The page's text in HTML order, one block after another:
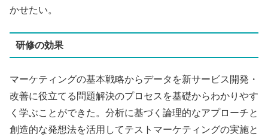
かせたい。
研修の効果
マーケティングの基本戦略からデータを新サービス開発・
改善に役立てる問題解決のプロセスを基礎からわかりやす
く学ぶことができた。分析に基づく論理的なアプローチと
創造的な発想法を活用してテストマーケティングの実施と